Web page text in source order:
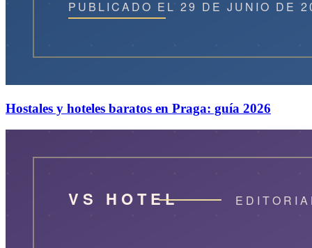
Hostales y hoteles baratos en Praga: guía 2026